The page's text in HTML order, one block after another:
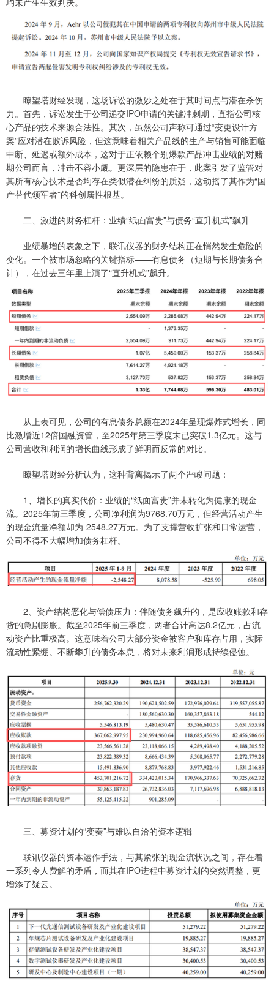
瞭望塔财经发现，这场诉讼的微妙之处在于其时间点与潜在杀伤
力。首先，诉讼发生于公司递交IPO申请的关键冲刺期，直指公司核
心产品的技术来源合法性。其次，虽然公司声称可通过“变更设计方
案”应对潜在败诉风险，但这意味着相关产品线的生产与销售可能面临
中断、延迟或额外成本，这对于正依赖个别爆款产品冲击业绩的对赌
期公司而言，冲击不容小觑。更深层的隐患在于，此案引发了监管对
其所有核心技术是否均存在类似潜在纠纷的质疑，这动摇了其作为“国
产替代领军者”的科创属性根基。
二、激进的财务杠杆：业绩“纸面富贵”与债务“直升机式”飙升
业绩暴增的表象之下，联讯仪器的财务结构正在悄然发生危险的
变化。一个被市场忽略的关键指标——有息债务（短期与长期债务合
计），在过去三年里上演了“直升机式”飙升。
从上表可见，公司的有息债务总额在2024年呈现爆炸式增长，同
比激增近12倍国融资管，至2025年第三季度末已突破1.3亿元。这与
公司营收和利润的增长曲线形成了鲜明而反常的对比。
瞭望塔财经分析认为，这种背离揭示了两个严峻问题：
1、增长的真实代价：业绩的“纸面富贵”并未转化为健康的现金
流。2025年前三季度，公司净利润为9768.70万元，但经营活动产生
的现金流量净额却为-2548.27万元。为了支撑营收扩张和日常运营，
公司不得不大幅增加债务杠杆。
2、资产结构恶化与偿债压力：伴随债务飙升的，是应收账款和存
货的急剧膨胀。截至2025年前三季度，两者合计高达8.2亿元，占流
动资产比重极高。这意味着公司大部分资金被客户和库存占用，实际
流动性紧绷。不断攀升的债务本息，将对未来利润形成持续侵蚀。
三、募资计划的“变奏”与难以自洽的资本逻辑
联讯仪器的资本运作手法，与其紧张的现金流状况之间，存在着
一系列令人费解的矛盾，而其在IPO进程中募资计划的突然调整，更
增添了疑云。